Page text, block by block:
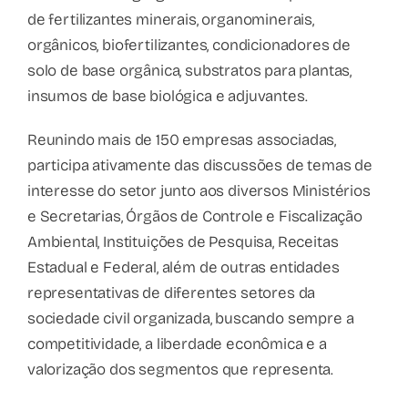
de fertilizantes minerais, organominerais,
orgânicos, biofertilizantes, condicionadores de
solo de base orgânica, substratos para plantas,
insumos de base biológica e adjuvantes.
Reunindo mais de 150 empresas associadas,
participa ativamente das discussões de temas de
interesse do setor junto aos diversos Ministérios
e Secretarias, Órgãos de Controle e Fiscalização
Ambiental, Instituições de Pesquisa, Receitas
Estadual e Federal, além de outras entidades
representativas de diferentes setores da
sociedade civil organizada, buscando sempre a
competitividade, a liberdade econômica e a
valorização dos segmentos que representa.